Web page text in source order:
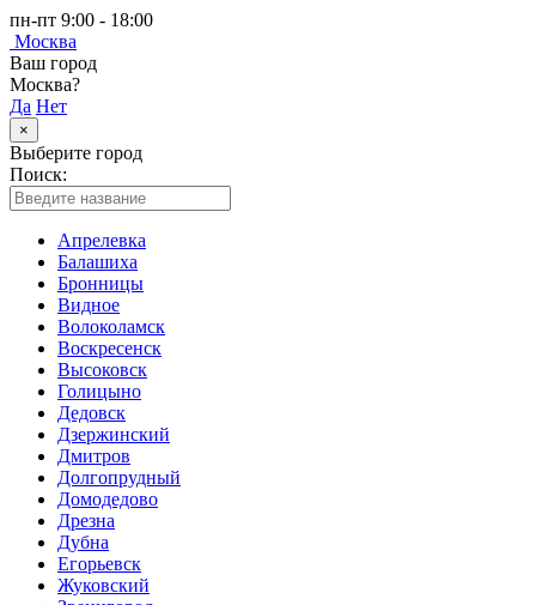
пн-пт 9:00 - 18:00
Москва
Ваш город
Москва?
Да Нет
×
Выберите город
Поиск:
Апрелевка
Балашиха
Бронницы
Видное
Волоколамск
Воскресенск
Высоковск
Голицыно
Дедовск
Дзержинский
Дмитров
Долгопрудный
Домодедово
Дрезна
Дубна
Егорьевск
Жуковский